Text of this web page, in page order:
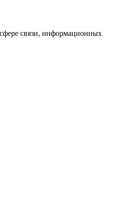
связи, информационных